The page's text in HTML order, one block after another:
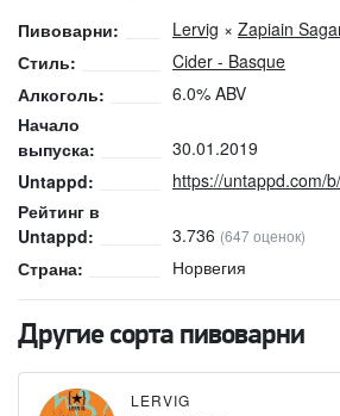
Пивоварни: Lervig × Zapiain
Стиль:
Cider - Basque
Алкоголь:
6.0% ABV
Начало
выпуска:
30.01.2019
Untappd:
https://untappd.com/
Рейтинг в
Untappd:
3.736 (647 оценок)
Страна: Норвегия
Другие сорта пивоварни
LERVIG